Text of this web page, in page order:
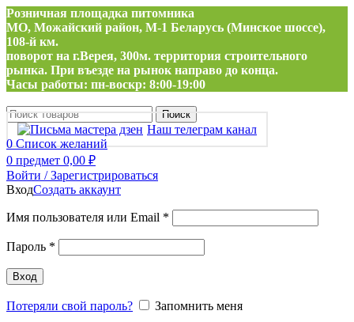
Розничная площадка питомника
МО, Можайский район, М-1 Беларусь (Минское шоссе),
108-й км.
поворот на г.Верея, 300м. территория строительного
рынка. При въезде на рынок направо до конца.
Часы работы: пн-воскр: 8:00-19:00
Поиск
Наш телеграм канал
0 Список желаний
0 предмет 0,00 ₽
Войти / Зарегистрироваться
ВходСоздать аккаунт
Имя пользователя или Email *
Пароль *
Вход
Потеряли свой пароль?
Запомнить меня